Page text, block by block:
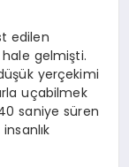
edilen
hale gelmişti.
yerçekimi
uçabilmek
saniye süren